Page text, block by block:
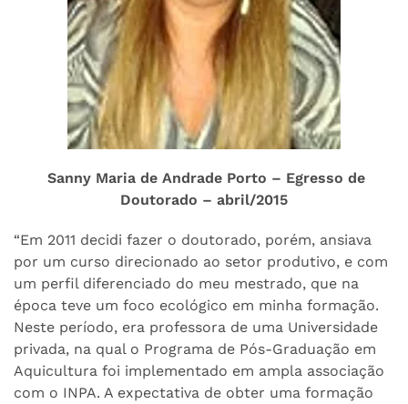
Sanny Maria de Andrade Porto – Egresso de
Doutorado – abril/2015
“Em 2011 decidi fazer o doutorado, porém, ansiava
por um curso direcionado ao setor produtivo, e com
um perfil diferenciado do meu mestrado, que na
época teve um foco ecológico em minha formação.
Neste período, era professora de uma Universidade
privada, na qual o Programa de Pós-Graduação em
Aquicultura foi implementado em ampla associação
com o INPA. A expectativa de obter uma formação